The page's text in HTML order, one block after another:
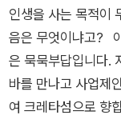
스의 고대 유적을 보
자연을 느껴보고 싶
어나서 자랄 수 있었
다. 니코스 카잔차키
설을 완성했다고 하
자유로운 삶의 한 방
게 사는 것이 결국은
다. 이런 생각도 조르
형 인간이 매력적임에는 틀림이 없
로 했다는 것을 처음
진정한 삶을 갈구하
밝은 눈을 사랑한다
바' 같은 그리스인이
직 난 그리스인 조
만한 열정의 그리
인생을 사는 목적이
음은 무엇이냐고?
은 묵묵부답입니다.
바를 만나고 사업제
여 크레타섬으로 향